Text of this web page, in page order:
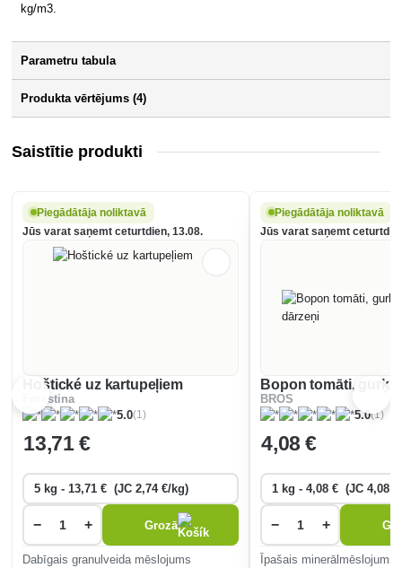
kg/m3.
Parametru tabula
Produkta vērtējums (4)
Saistītie produkti
Piegādātāja noliktavā
Jūs varat saņemt ceturtdien, 13.08.
Hoštické uz kartupeļiem
Forestina
5.0(1)
13,71 €
− + Grozā
Dabīgais granulveida mēslojums
Piegādātāja noliktavā
Jūs varat saņemt
Bopon tomāti, gurķi
BROS
5.0(1)
4,08 €
− +
Īpašais minerālmēslojums